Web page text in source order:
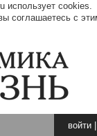
использует cookies.
соглашаетесь с
войти